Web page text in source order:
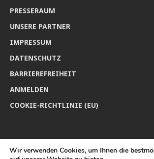
PRES­SE­RAUM
UNSE­RE PARTNER
IMPRES­SUM
DATEN­SCHUTZ
BAR­RIE­RE­FREI­HEIT
ANMEL­DEN
COO­KIE-RICH­T­­LI­­NIE (EU)
Wir verwenden Cookies, um Ihnen die